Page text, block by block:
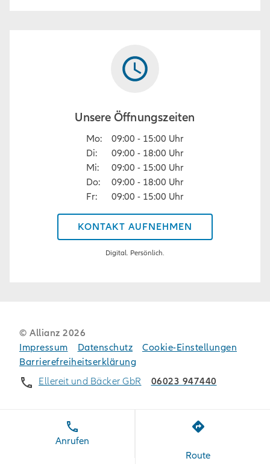
Unsere Öffnungszeiten
Mo: 09:00 - 15:00 Uhr
Di: 09:00 - 18:00 Uhr
Mi: 09:00 - 15:00 Uhr
Do: 09:00 - 18:00 Uhr
Fr: 09:00 - 15:00 Uhr
KONTAKT AUFNEHMEN
Digital. Persönlich.
© Allianz 2026
Impressum
Datenschutz
Cookie-Einstellungen
Barrierefreiheitserklärung
Ellereit und Bäcker GbR
06023 947440
Anrufen
Route